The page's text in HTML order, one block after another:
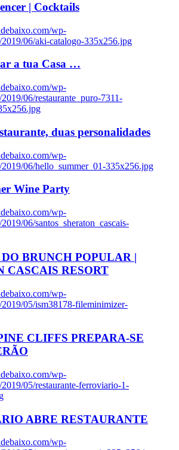
| Cocktails
wp-
2019/06/aki-catalogo-335x256.jpg
a tua Casa …
wp-
06/restaurante_puro-7311-
duas personalidades
wp-
06/hello_summer_01-335x256.jpg
Wine Party
wp-
06/santos_sheraton_cascais-
BRUNCH POPULAR |
CASCAIS RESORT
wp-
2019/05/ism38178-fileminimizer-
CLIFFS PREPARA-SE
wp-
05/restaurante-ferroviario-1-
ABRE RESTAURANTE
wp-